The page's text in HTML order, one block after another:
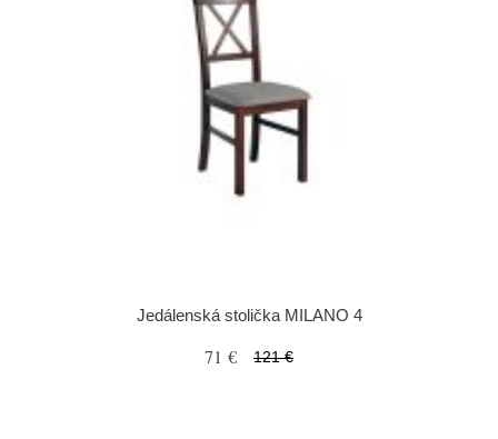
Jedálenská stolička MILANO 4
71 € 121 €